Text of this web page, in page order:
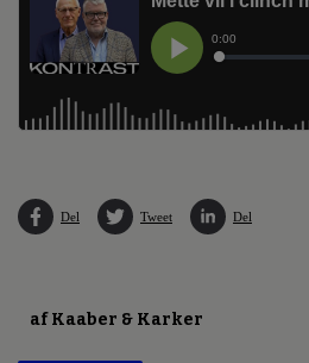
Del Tweet Del
af Kaaber & Karker